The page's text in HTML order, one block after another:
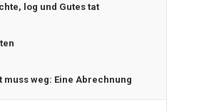
log und Gutes tat
muss weg: Eine Abrechnung